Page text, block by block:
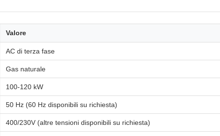
Valore
AC di terza fase
Gas naturale
100-120 kW
50 Hz (60 Hz disponibili su richiesta)
400/230V (altre tensioni disponibili su richiesta)